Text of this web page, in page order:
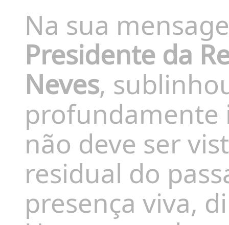
Na sua
Presidente da
Neves,
profundamente
não deve ser
residual do
presença viva,